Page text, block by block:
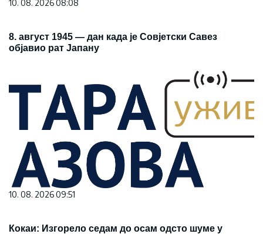
10. 08. 2026 08:08
8. август 1945 — дан када је Совјетски Савез
објавио рат Јапану
10. 08. 2026 09:51
Кокаи: Изгорело седам до осам одсто шуме у